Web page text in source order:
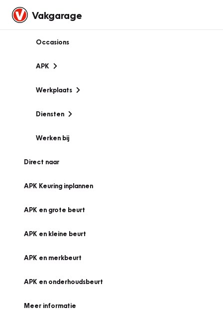
Vakgarage
Occasions
APK
Werkplaats
Diensten
Werken bij
Direct naar
APK Keuring inplannen
APK en grote beurt
APK en kleine beurt
APK en merkbeurt
APK en onderhoudsbeurt
Meer informatie